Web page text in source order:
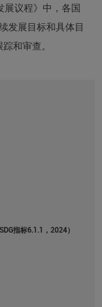
展议程》中，各国
发展目标和具体目
和审查。
指标6.1.1，2024）